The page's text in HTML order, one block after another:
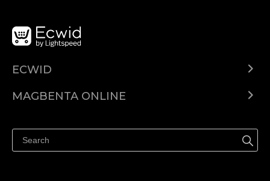
ECWID
Help center
MAGBENTA ONLINE
Ibenta sa Facebook